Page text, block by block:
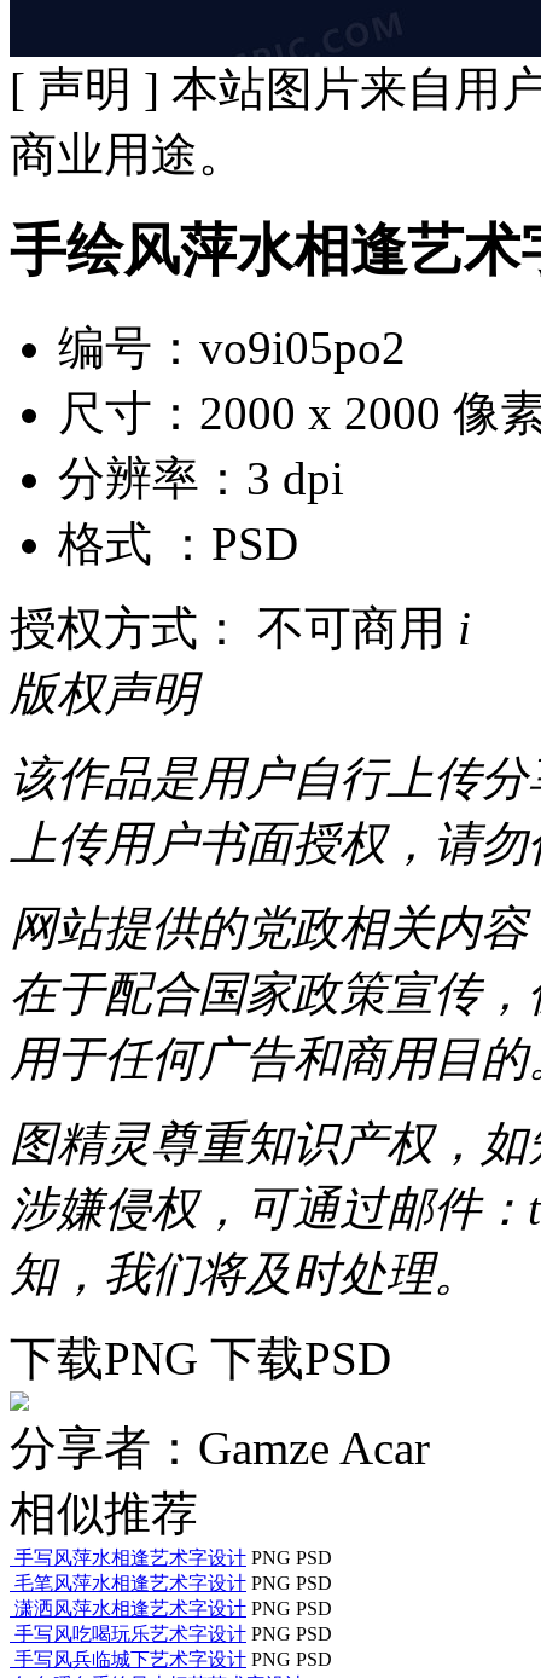
[ 声明 ] 本站图片来自用
商业用途。
手绘风萍水相逢艺术
编号：vo9i05po2
尺寸：2000 x 2000 像
分辨率：3 dpi
格式 ：PSD
授权方式： 不可商用 i
版权声明
该作品是用户自行上传
上传用户书面授权，请
网站提供的党政相关内
在于配合国家政策宣传
用于任何广告和商用目的
图精灵尊重知识产权，
涉嫌侵权，可通过邮件：
知，我们将及时处理。
下载PNG 下载PSD
分享者：Gamze Acar
相似推荐
手写风萍水相逢艺术字设计 PNG PSD
毛笔风萍水相逢艺术字设计 PNG PSD
潇洒风萍水相逢艺术字设计 PNG PSD
手写风吃喝玩乐艺术字设计 PNG PSD
手写风兵临城下艺术字设计 PNG PSD